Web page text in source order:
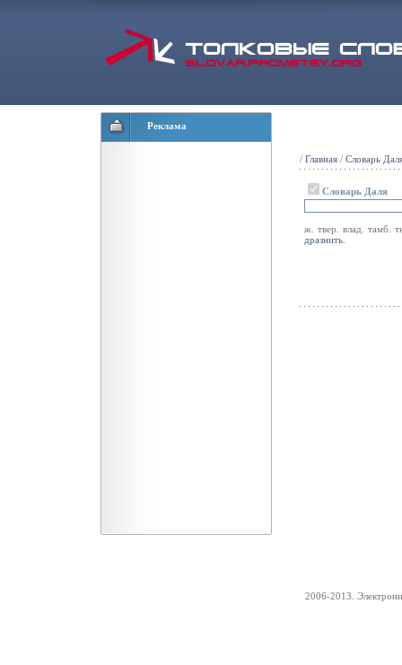
Реклама
/ Главная / Словарь
Словарь Даля
ж. твер. влад. тамб.
дразнить
2006-2013.